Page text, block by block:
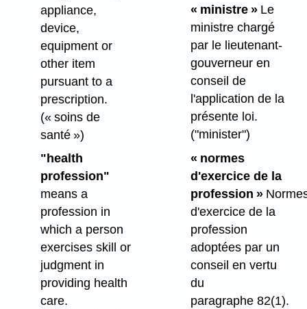
appliance,
device,
equipment or
other item
pursuant to a
prescription.
(« soins de
santé »)
"health
profession"
means a
profession in
which a person
exercises skill or
judgment in
providing health
care.
« ministre »Le
ministre chargé
par le lieutenant-
gouverneur en
conseil de
l'application de la
présente loi.
("minister")
« normes
d'exercice de la
profession »
d'exercice de la
profession
adoptées par un
conseil en vertu
du
paragraphe 82(1).